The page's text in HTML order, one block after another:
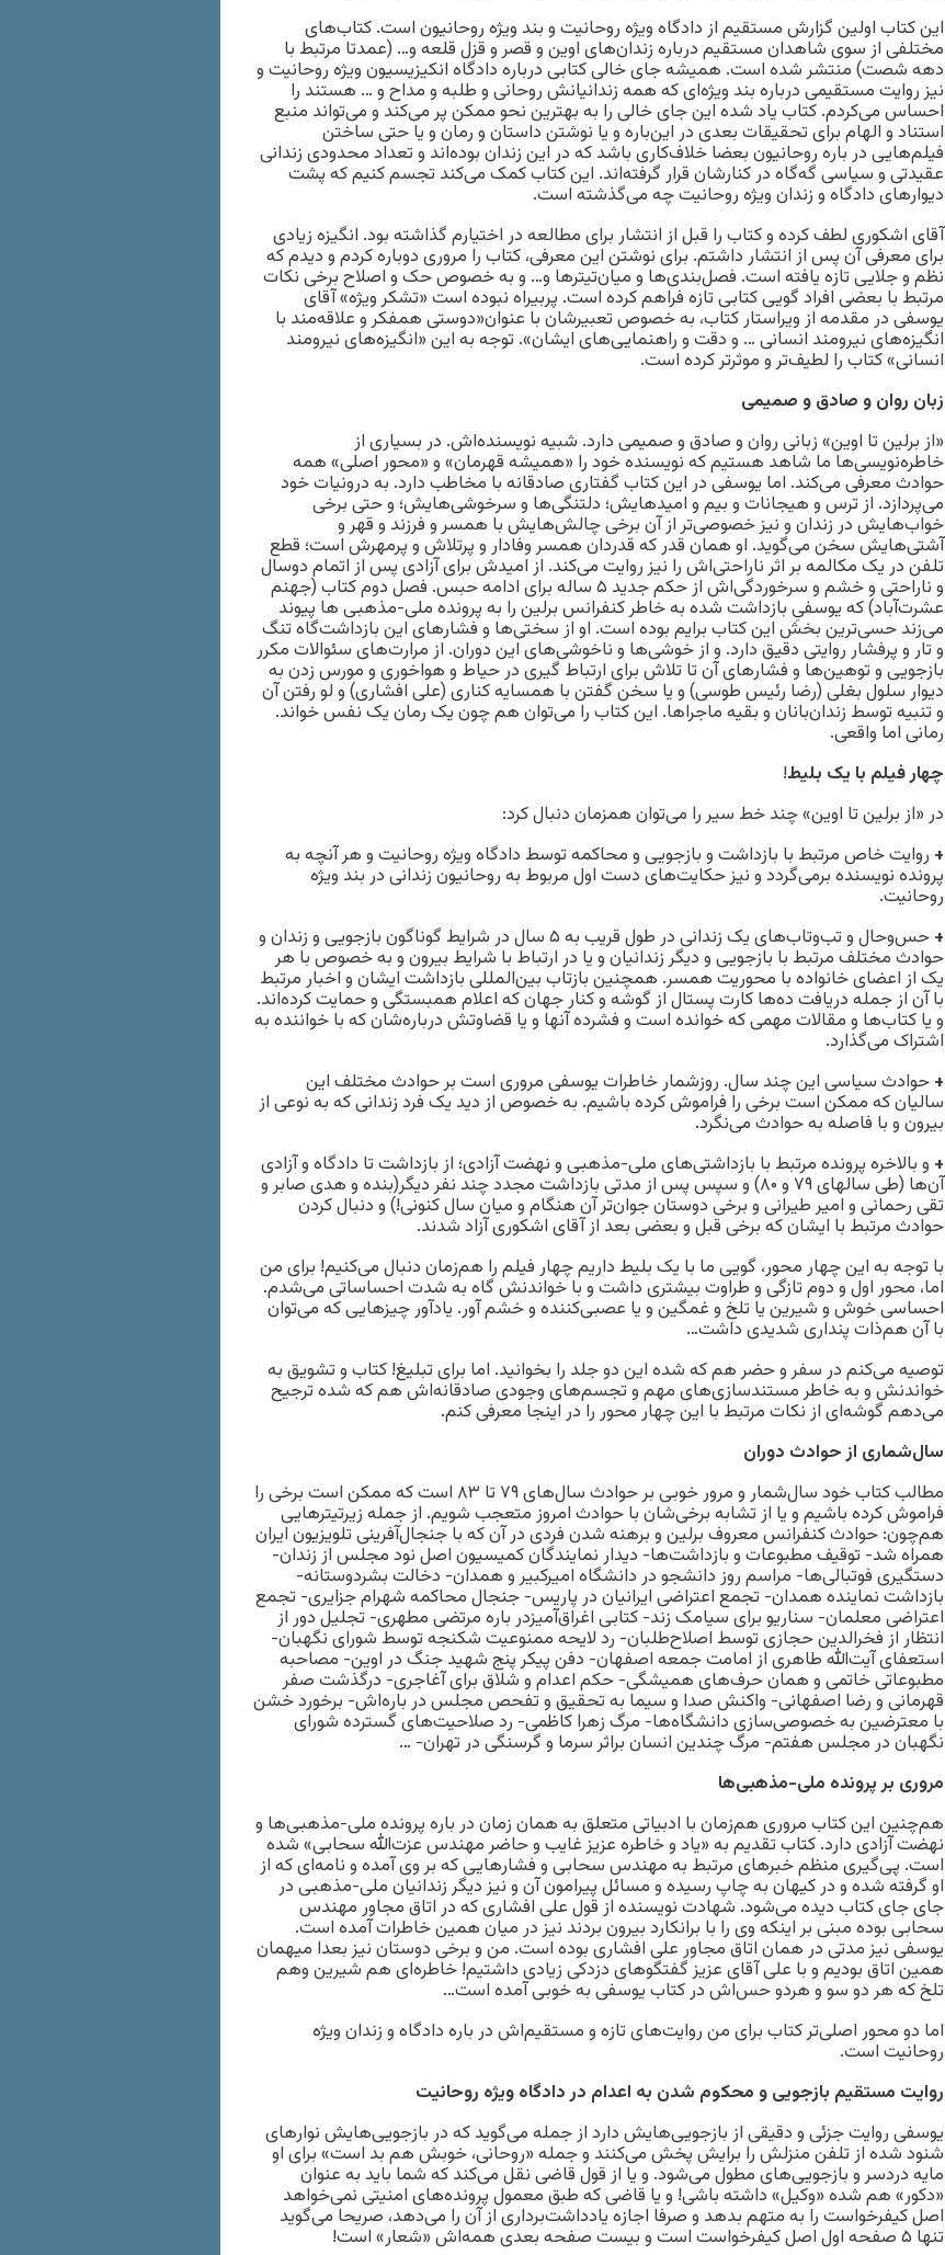
این کتاب اولین گزارش مستقیم از دادگاه ویژه روحانیت و بند ویژه روحانیون است. کتاب‌های
مختلفی از سوی شاهدان مستقیم درباره زندان‌های اوین و قصر و قزل قلعه و… (عمدتا مرتبط با
دهه شصت) منتشر شده است. همیشه جای خالی کتابی درباره دادگاه انکیزیسیون ویژه روحانیت و
نیز روایت مستقیمی درباره بند ویژه‌ای که همه زندانیانش روحانی و طلبه و مداح و … هستند را
احساس می‌کردم. کتاب یاد شده این جای خالی را به بهترین نحو ممکن پر می‌کند و می‌تواند منبع
استناد و الهام برای تحقیقات بعدی در این‌باره و یا نوشتن داستان و رمان و یا حتی ساختن
فیلم‌هایی در باره روحانیون بعضا خلاف‌کاری باشد که در این زندان بوده‌اند و تعداد محدودی زندانی
عقیدتی و سیاسی گه‌گاه در کنارشان قرار گرفته‌اند. این کتاب کمک می‌کند تجسم کنیم که پشت
دیوارهای دادگاه و زندان ویژه روحانیت چه می‌گذشته است.
آقای اشکوری لطف کرده و کتاب را قبل از انتشار برای مطالعه در اختیارم گذاشته بود. انگیزه زیادی
برای معرفی آن پس از انتشار داشتم. برای نوشتن این معرفی، کتاب را مروری دوباره کردم و دیدم که
نظم و جلایی تازه یافته است. فصل‌بندی‌ها و میان‌تیترها و… و به خصوص حک و اصلاح برخی نکات
مرتبط با بعضی افراد گویی کتابی تازه فراهم کرده است. پربیراه نبوده است «تشکر ویژه» آقای
یوسفی در مقدمه از ویراستار کتاب، به خصوص تعبیرشان با عنوان«دوستی همفکر و علاقه‌مند با
انگیزه‌های نیرومند انسانی … و دقت و راهنمایی‌های ایشان». توجه به این «انگیزه‌های نیرومند
انسانی» کتاب را لطیف‌تر و موثرتر کرده است.
زبان روان و صادق و صمیمی
«از برلین تا اوین» زبانی روان و صادق و صمیمی دارد. شبیه نویسنده‌اش. در بسیاری از
خاطره‌نویسی‌ها ما شاهد هستیم که نویسنده خود را «همیشه قهرمان» و «محور اصلی» همه
حوادث معرفی می‌کند. اما یوسفی در این کتاب گفتاری صادقانه با مخاطب دارد. به درونیات خود
می‌پردازد. از ترس و هیجانات و بیم و امیدهایش؛ دلتنگی‌ها و سرخوشی‌هایش؛ و حتی برخی
خواب‌هایش در زندان و نیز خصوصی‌تر از آن برخی چالش‌هایش با همسر و فرزند و قهر و
آشتی‌هایش سخن می‌گوید. او همان قدر که قدردان همسر وفادار و پرتلاش و پرمهرش است؛ قطع
تلفن در یک مکالمه بر اثر ناراحتی‌اش را نیز روایت می‌کند. از امیدش برای آزادی پس از اتمام دوسال
و ناراحتی و خشم و سرخوردگی‌اش از حکم جدید ۵ ساله برای ادامه حبس. فصل دوم کتاب (جهنم
عشرت‌آباد) که یوسفیِ بازداشت شده به خاطر کنفرانس برلین را به پرونده ملی-مذهبی ها پیوند
می‌زند حسی‌ترین بخش این کتاب برایم بوده است. او از سختی‌ها و فشارهای این بازداشت‌گاه تنگ
و تار و پرفشار روایتی دقیق دارد. و از خوشی‌ها و ناخوشی‌های این دوران. از مرارت‌های سئوالات مکرر
بازجویی و توهین‌ها و فشارهای آن تا تلاش برای ارتباط گیری در حیاط و هواخوری و مورس زدن به
دیوار سلول بغلی (رضا رئیس طوسی) و یا سخن گفتن با همسایه کناری (علی افشاری) و لو رفتن آن
و تنبیه توسط زندان‌بانان و بقیه ماجراها. این کتاب را می‌توان هم چون یک رمان یک نفس خواند.
رمانی اما واقعی.
چهار فیلم با یک بلیط!
در «از برلین تا اوین» چند خط سیر را می‌توان همزمان دنبال کرد:
+ روایت خاص مرتبط با بازداشت و بازجویی و محاکمه توسط دادگاه ویژه روحانیت و هر آنچه به
پرونده نویسنده برمی‌گردد و نیز حکایت‌های دست اول مربوط به روحانیون زندانی در بند ویژه
روحانیت.
+
حس‌وحال و تب‌و‌تاب‌های یک زندانی در طول قریب به ۵ سال در شرایط گوناگون بازجویی و زندان و
حوادث مختلف مرتبط با بازجویی و دیگر زندانیان و یا در ارتباط با شرایط بیرون و به خصوص با هر
یک از اعضای خانواده با محوریت همسر. همچنین بازتاب بین‌المللی بازداشت ایشان و اخبار مرتبط
با آن از جمله دریافت ده‌ها کارت پستال از گوشه و کنار جهان که اعلام همبستگی و حمایت کرده‌اند.
و یا کتاب‌ها و مقالات مهمی که خوانده است و فشرده آنها و یا قضاوتش درباره‌شان که با خواننده به
اشتراک می‌گذارد.
+حوادث سیاسی این چند سال. روزشمار خاطرات یوسفی مروری است بر حوادث مختلف این
سالیان که ممکن است برخی را فراموش کرده باشیم. به خصوص از دید یک فرد زندانی که به نوعی از
بیرون و با فاصله به حوادث می‌نگرد.
+ و بالاخره پرونده مرتبط با بازداشتی‌های ملی-مذهبی و نهضت آزادی؛ از بازداشت تا دادگاه و آزادی
آن‌ها (طی سالهای ۷۹ و ۸۰) و سپس پس از مدتی بازداشت مجدد چند نفر دیگر(بنده و هدی صابر و
تقی رحمانی و امیر طیرانی و برخی دوستان جوان‌تر آن هنگام و میان سال کنونی!) و دنبال کردن
حوادث مرتبط با ایشان که برخی قبل و بعضی بعد از آقای اشکوری آزاد شدند.
با توجه به این چهار محور، گویی ما با یک بلیط داریم چهار فیلم را هم‌زمان دنبال می‌کنیم! برای من
اما، محور اول و دوم تازگی و طراوت بیشتری داشت و با خواندنش گاه به شدت احساساتی می‌شدم.
احساسی خوش و شیرین یا تلخ و غمگین و یا عصبی‌کننده و خشم آور. یادآور چیزهایی که می‌توان
با آن هم‌ذات پنداری شدیدی داشت…
توصیه می‌کنم در سفر و حضر هم که شده این دو جلد را بخوانید. اما برای تبلیغ! کتاب و تشویق به
خواندنش و به خاطر مستندسازی‌های مهم و تجسم‌های وجودی صادقانه‌اش هم که شده ترجیح
می‌دهم گوشه‌ای از نکات مرتبط با این چهار محور را در اینجا معرفی کنم.
سال‌شماری از حوادث دوران
مطالب کتاب خود سال‌شمار و مرور خوبی بر حوادث سال‌های ۷۹ تا ۸۳ است که ممکن است برخی را
فراموش کرده باشیم و یا از تشابه برخی‌شان با حوادث امروز متعجب شویم. از جمله زیرتیترهایی
هم‌چون: حوادث کنفرانس معروف برلین و برهنه شدن فردی در آن که با جنجال‌آفرینی تلویزیون ایران
همراه شد- توقیف مطبوعات و بازداشت‌ها- دیدار نمایندگان کمیسیون اصل نود مجلس از زندان-
دستگیری فوتبالی‌ها- مراسم روز دانشجو در دانشگاه امیرکبیر و همدان- دخالت بشردوستانه-
بازداشت نماینده همدان- تجمع اعتراضی ایرانیان در پاریس- جنجال محاکمه شهرام جزایری- تجمع
اعتراضی معلمان- سناریو برای سیامک زند- کتابی اغراق‌آمیزدر باره مرتضی مطهری- تجلیل دور از
انتظار از فخرالدین حجازی توسط اصلاح‌طلبان- رد لایحه ممنوعیت شکنجه توسط شورای نگهبان-
استعفای آیت‌الله طاهری از امامت جمعه اصفهان- دفن پیکر پنج شهید جنگ در اوین- مصاحبه
مطبوعاتی خاتمی و همان حرف‌های همیشگی- حکم اعدام و شلاق برای آغاجری- درگذشت صفر
قهرمانی و رضا اصفهانی- واکنش صدا و سیما به تحقیق و تفحص مجلس در باره‌اش- برخورد خشن
با معترضین به خصوصی‌سازی دانشگاه‌ها- مرگ زهرا کاظمی- رد صلاحیت‌های گسترده شورای
نگهبان در مجلس هفتم- مرگ چندین انسان براثر سرما و گرسنگی در تهران- …
مروری بر پرونده ملی-مذهبی‌ها
هم‌چنین این کتاب مروری هم‌زمان با ادبیاتی متعلق به همان زمان در باره پرونده ملی-مذهبی‌ها و
نهضت آزادی دارد. کتاب تقدیم به «یاد و خاطره عزیز غایب و حاضر مهندس عزت‌الله سحابی» شده
است. پی‌گیری منظم خبرهای مرتبط به مهندس سحابی و فشارهایی که بر وی آمده و نامه‌ای که از
او گرفته شده و در کیهان به چاپ رسیده و مسائل پیرامون آن و نیز دیگر زندانیان ملی-مذهبی در
جای جای کتاب دیده می‌شود. شهادت نویسنده از قول علی افشاری که در اتاق مجاور مهندس
سحابی بوده مبنی بر اینکه وی را با برانکارد بیرون بردند نیز در میان همین خاطرات آمده است.
یوسفی نیز مدتی در همان اتاق مجاور علی افشاری بوده است. من و برخی دوستان نیز بعدا میهمان
همین اتاق بودیم و با علی آقای عزیز گفتگو‌های دزدکی زیادی داشتیم! خاطره‌ای هم شیرین وهم
تلخ که هر دو سو و هردو حس‌اش در کتاب یوسفی به خوبی آمده است…
اما دو محور اصلی‌تر کتاب برای من روایت‌های تازه و مستقیم‌اش در باره دادگاه و زندان ویژه
روحانیت است.
روایت مستقیم بازجویی و محکوم شدن به اعدام در دادگاه ویژه روحانیت
یوسفی روایت جزئی و دقیقی از بازجویی‌هایش دارد از جمله می‌گوید که در بازجویی‌هایش نوارهای
شنود شده از تلفن منزلش را برایش پخش می‌کنند و جمله «روحانی، خوبش هم بد است» برای او
مایه دردسر و بازجویی‌های مطول می‌شود. و یا از قول قاضی نقل می‌کند که شما باید به عنوان
«دکور» هم شده «وکیل» داشته باشی! و یا قاضی که طبق معمول پرونده‌های امنیتی نمی‌خواهد
اصل کیفرخواست را به متهم بدهد و صرفا اجازه یادداشت‌برداری از آن را می‌دهد، صریحا می‌‌گوید
تنها ۵ صفحه اول اصل کیفرخواست است و بیست صفحه بعدی همه‌اش «شعار» است!